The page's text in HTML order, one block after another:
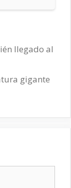
llegado al
gigante